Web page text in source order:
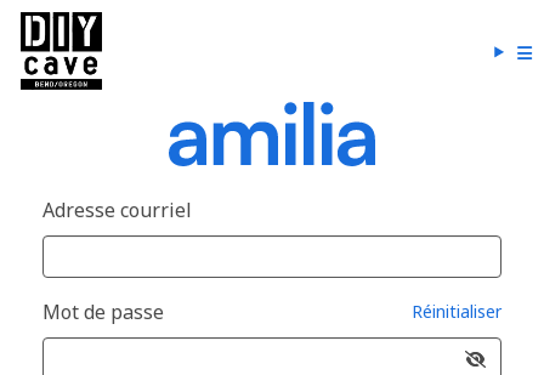
Adresse courriel
Mot de passe Réinitialiser